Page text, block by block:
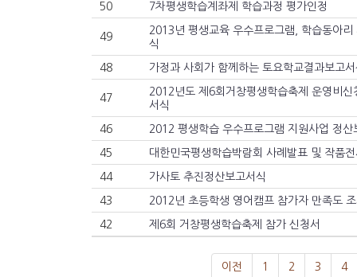
50 7차평생학습계좌제 학습과정 평가인정
49
2013년 평생교육 우수프로그램, 학습동아리
식
48 가정과 사회가 함께하는 토요학교결과보고
47
2012년도 제6회거창평생학습축제 운영비신
서식
46 2012 평생학습 우수프로그램 지원사업 정산
45 대한민국평생학습박람회 사례발표 및 작품
44 가사토 추진정산보고서식
43 2012년 초등학생 영어캠프 참가자 만족도
42 제6회 거창평생학습축제 참가 신청서
이전 1 2 3 4